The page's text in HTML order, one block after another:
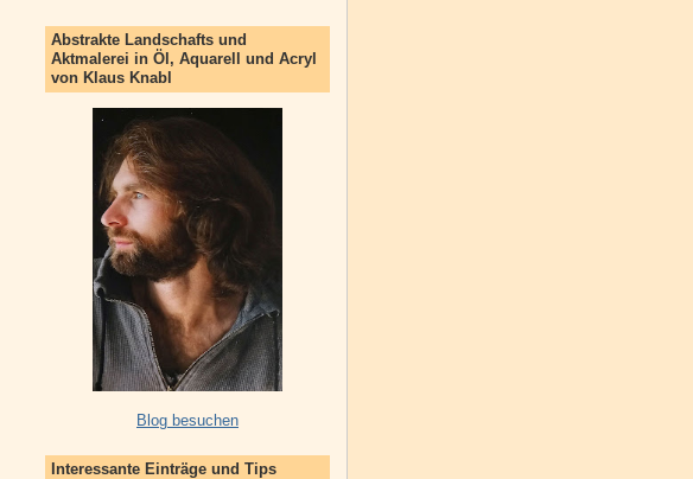
Abstrakte Landschafts und
Aktmalerei in Öl, Aquarell und Acryl
von Klaus Knabl
Blog besuchen
Interessante Einträge und Tips